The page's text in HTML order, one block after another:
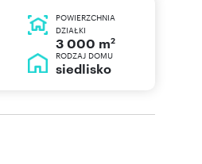
POWIERZCHNIA
DZIAŁKI
3 000 m2
RODZAJ DOMU
siedlisko